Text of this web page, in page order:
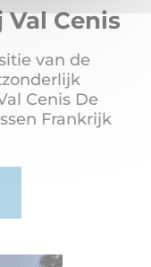
Cenis
van de
Cenis De
Frankrijk